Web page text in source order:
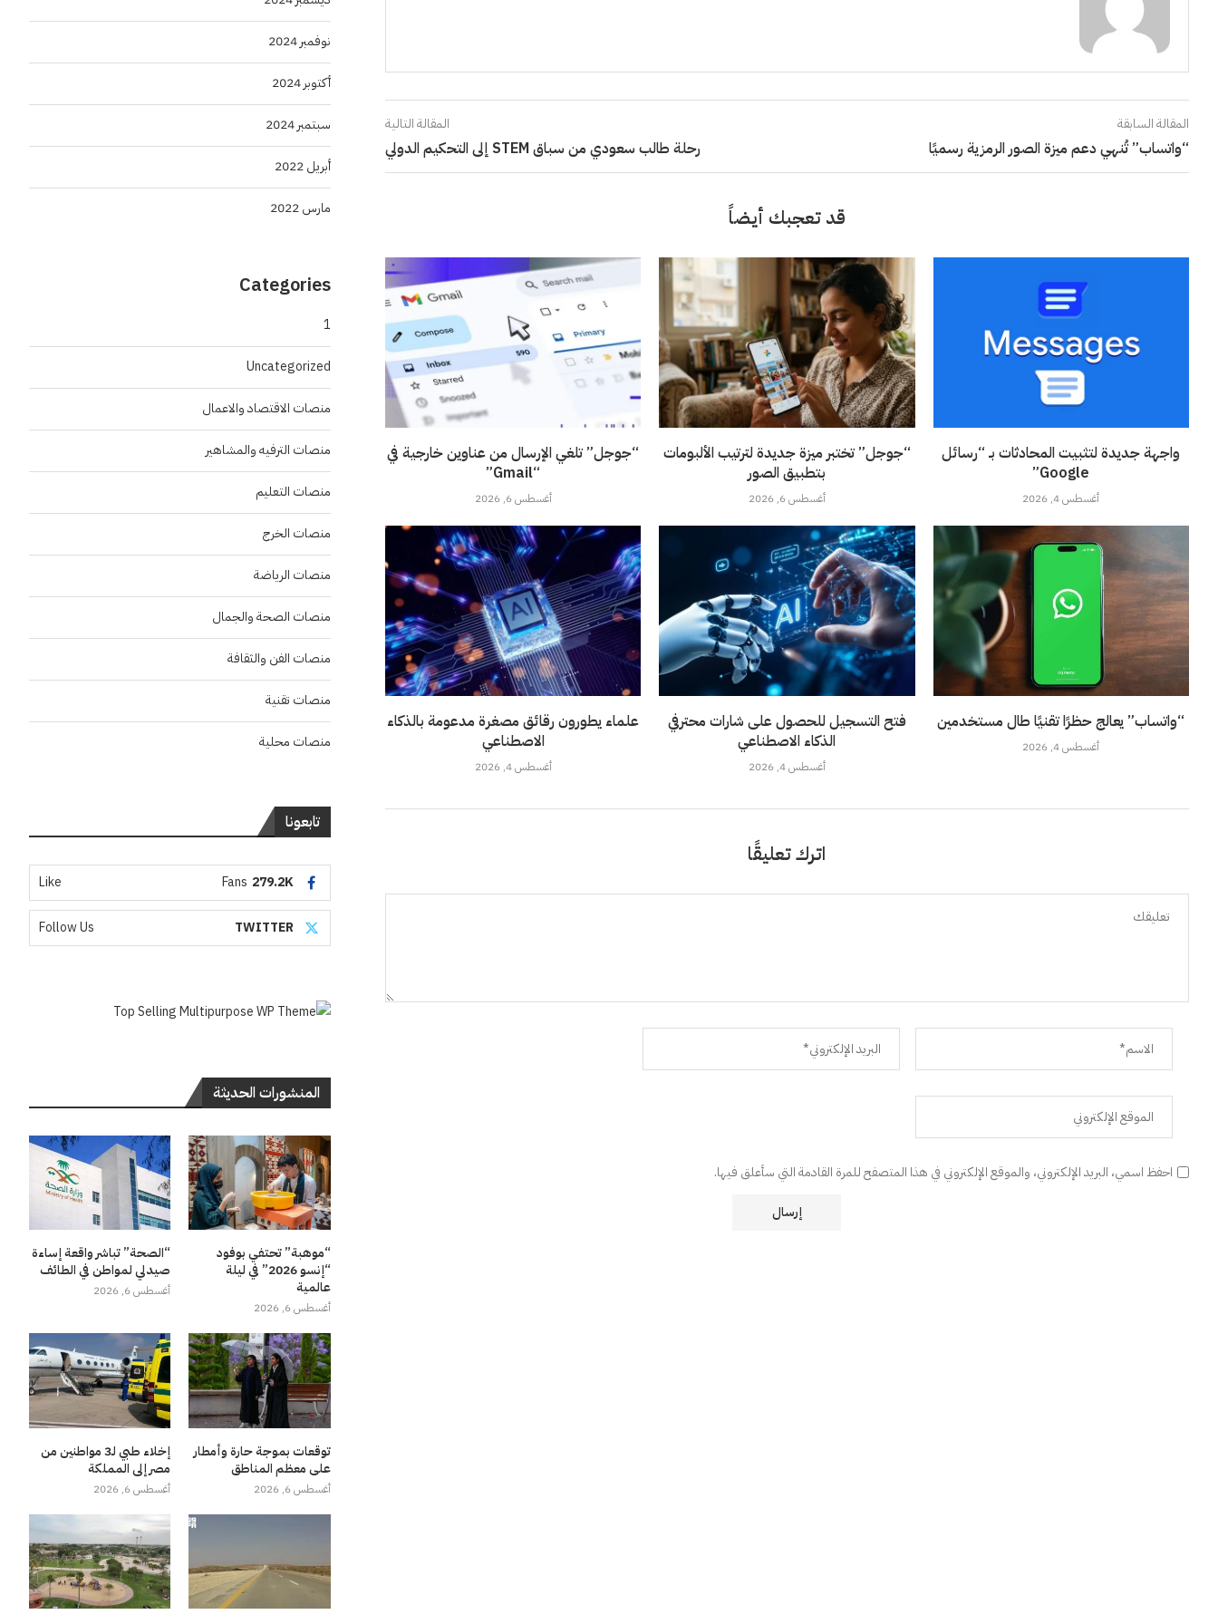
المقالة السابقة
“واتساب” تُنهي دعم ميزة الصور الرمزية رسميًا
المقالة التالية
رحلة طالب سعودي من سباق STEM إلى التحكيم الدولي
قد تعجبك أيضاً
“جوجل” تلغي الإرسال من عناوين خارجية في
“Gmail”
أغسطس 6, 2026
“جوجل” تختبر ميزة جديدة لترتيب الألبومات
بتطبيق الصور
أغسطس 6, 2026
واجهة جديدة لتثبيت المحادثات بـ “رسائل
Google”
أغسطس 4, 2026
علماء يطورون رقائق مصغرة مدعومة بالذكاء
الاصطناعي
أغسطس 4, 2026
فتح التسجيل للحصول على شارات محترفي
الذكاء الاصطناعي
أغسطس 4, 2026
“واتساب” يعالج حظرًا تقنيًا طال مستخدمين
أغسطس 4, 2026
اترك تعليقًا
احفظ اسمي، البريد الإلكتروني، والموقع الإلكتروني في هذا المتصفح للمرة القادمة التي سأعلق فيها.
نوفمبر 2024
أكتوبر 2024
سبتمبر 2024
أبريل 2022
مارس 2022
Categories
1
Uncategorized
منصات الاقتصاد والاعمال
منصات الترفيه والمشاهير
منصات التعليم
منصات الخرج
منصات الرياضة
منصات الصحة والجمال
منصات الفن والثقافة
منصات تقنية
منصات محلية
تابعونا
279.2K
Fans
Like
TWITTER
Follow Us
المنشورات الحديثة
“موهبة” تحتفي بوفود
“إنسو 2026” في ليلة
عالمية
أغسطس 6, 2026
“الصحة” تباشر واقعة إساءة
صيدلي لمواطن في الطائف
أغسطس 6, 2026
توقعات بموجة حارة وأمطار
على معظم المناطق
أغسطس 6, 2026
إخلاء طبي لـ3 مواطنين من
مصر إلى المملكة
أغسطس 6, 2026